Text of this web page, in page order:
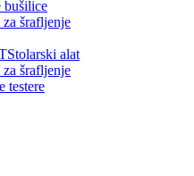
bušilice
šrafljenje
Stolarski alat
šrafljenje
testere